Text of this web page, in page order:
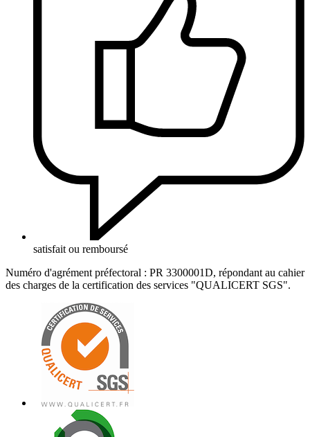
satisfait ou remboursé
Numéro d'agrément préfectoral : PR 3300001D, répondant au cahier
des charges de la certification des services "QUALICERT SGS".